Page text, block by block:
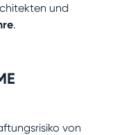
und
.
von